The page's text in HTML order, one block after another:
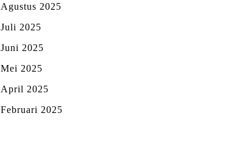
Agustus 2025
Juli 2025
Juni 2025
Mei 2025
April 2025
Februari 2025